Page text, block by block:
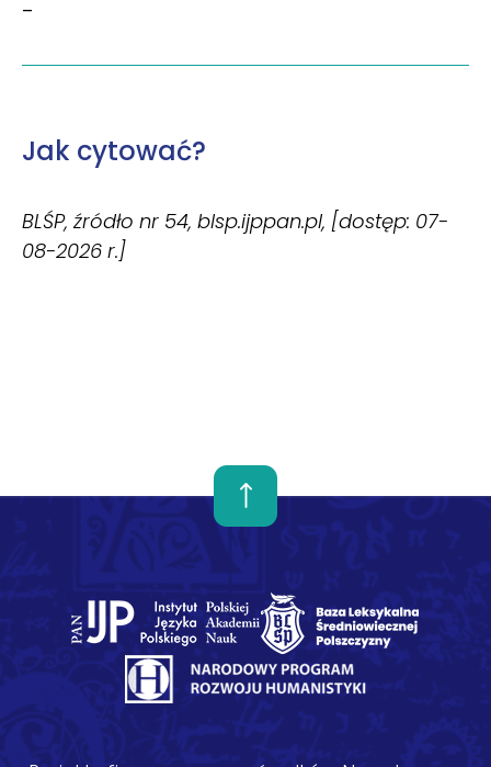
–
Jak cytować?
BLŚP, źródło nr 54, blsp.ijppan.pl, [dostęp: 07-
08-2026 r.]